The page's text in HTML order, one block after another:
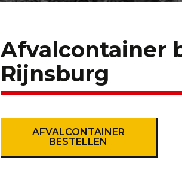
Afvalcontainer
Rijnsburg
AFVALCONTAINER
BESTELLEN